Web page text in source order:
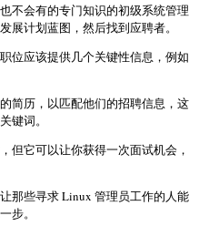
不会有的专门知识的初级系统管理
展计划蓝图，然后找到应聘者。
位应该提供几个关键性信息，例如
简历，以匹配他们的招聘信息，这
键词。
但它可以让你获得一次面试机会，
那些寻求 Linux 管理员工作的人能
步。